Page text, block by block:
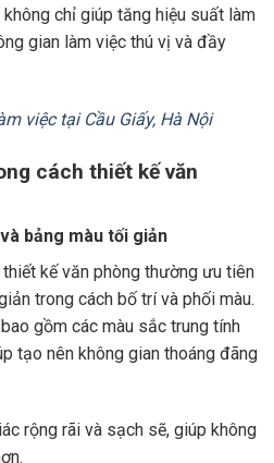
không chỉ giúp tăng hiệu suất làm
gian làm việc thú vị và đầy
việc tại Cầu Giấy, Hà Nội
cách thiết kế văn
bảng màu tối giản
kế văn phòng thường ưu tiên
trong cách bố trí và phối màu.
gồm các màu sắc trung tính
tạo nên không gian thoáng đãng
rộng rãi và sạch sẽ, giúp không